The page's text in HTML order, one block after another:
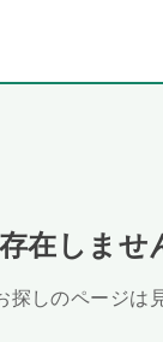
在しませ
探しのページは